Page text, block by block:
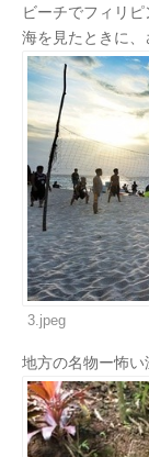
ビーチでフィリ
海を見たときに、
3.jpeg
地方の名物ー怖い